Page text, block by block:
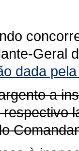
Geral
dada
a